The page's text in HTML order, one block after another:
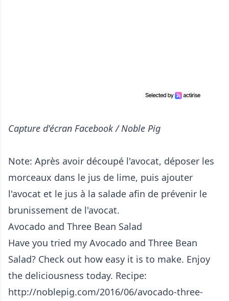
Capture d'écran Facebook / Noble Pig
Note: Après avoir découpé l'avocat, déposer les
morceaux dans le jus de lime, puis ajouter
l'avocat et le jus à la salade afin de prévenir le
brunissement de l'avocat.
Avocado and Three Bean Salad
Have you tried my Avocado and Three Bean
Salad? Check out how easy it is to make. Enjoy
the deliciousness today. Recipe:
http://noblepig.com/2016/06/avocado-three-